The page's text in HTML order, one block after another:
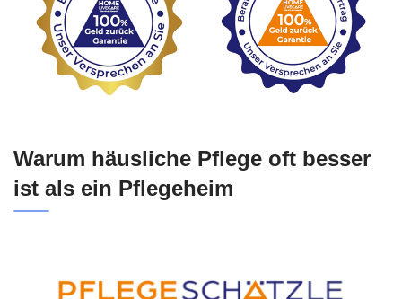
Warum häusliche Pflege oft besser
ist als ein Pflegeheim